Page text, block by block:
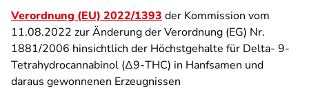
Verordnung (EU) 2022/1393 der Kommission vom
11.08.2022 zur Änderung der Verordnung (EG) Nr.
1881/2006 hinsichtlich der Höchstgehalte für Delta- 9-
Tetrahydrocannabinol (Δ9-THC) in Hanfsamen und
daraus gewonnenen Erzeugnissen